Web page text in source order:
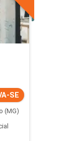
SE
(MG)